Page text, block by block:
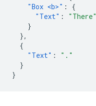
"Box <b>" :
{
"Text" :
"There"
}
},
{
"Text" :
"."
}
}